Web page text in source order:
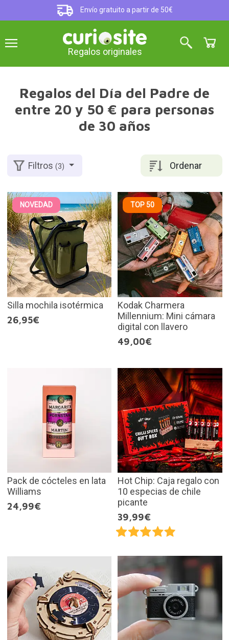
Envío gratuito a partir de 50€
Regalos originales
Regalos del Día del Padre de
entre 20 y 50 € para personas
de 30 años
Ordenar
Filtros(3)
NOVEDAD
Silla mochila isotérmica
26,95€
TOP 50
Kodak Charmera
Millennium: Mini cámara
digital con llavero
49,00€
Pack de cócteles en lata
Williams
24,99€
Hot Chip: Caja regalo con
10 especias de chile
picante
39,99€